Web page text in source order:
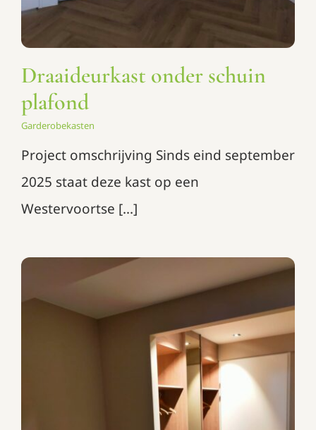
Draaideurkast onder schuin
plafond
Garderobekasten
Project omschrijving Sinds eind september
2025 staat deze kast op een
Westervoortse [...]
Tweemaal inloopkast en